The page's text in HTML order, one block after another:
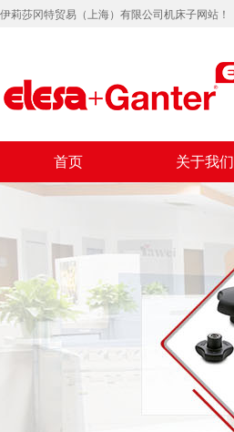
伊莉莎冈特贸易（上海）有限公司机床子网站！
首页 关于我们